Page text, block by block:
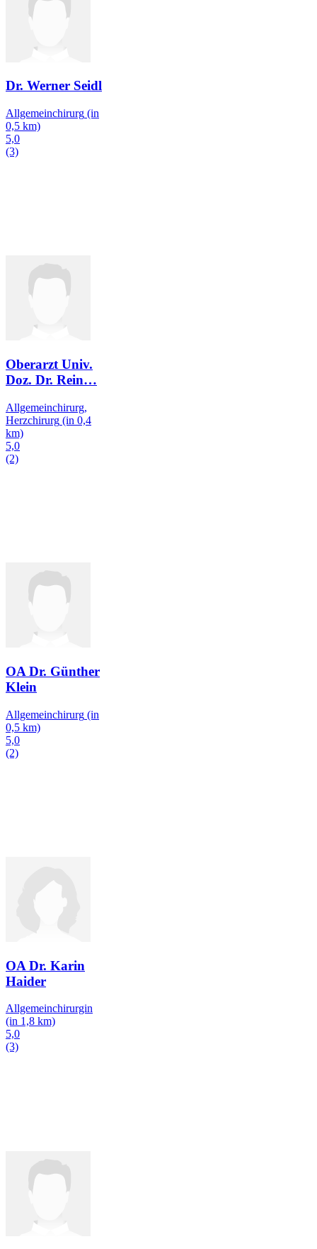
Dr. Werner Seidl
Allgemeinchirurg (in
0,5 km)
5,0
(3)
Oberarzt Univ.
Doz. Dr. Rein…
Allgemeinchirurg,
Herzchirurg (in 0,4
km)
5,0
(2)
OA Dr. Günther
Klein
Allgemeinchirurg (in
0,5 km)
5,0
(2)
OA Dr. Karin
Haider
Allgemeinchirurgin
(in 1,8 km)
5,0
(3)